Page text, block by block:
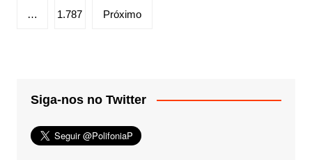
posts
… 1.787 Próximo
Siga-nos no Twitter